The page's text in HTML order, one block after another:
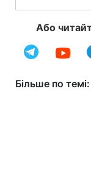
Або
Більше по темі: